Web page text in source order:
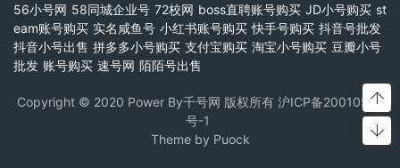
56小号网 58同城企业号 72校网 boss直聘账号购买 JD小号购买 st
eam账号购买 实名咸鱼号 小红书账号购买 快手号购买 抖音号批发
抖音小号出售 拼多多小号购买 支付宝购买 淘宝小号购买 豆瓣小号
批发 账号购买 速号网 陌陌号出售
Copyright © 2020 Power By千号网 版权所有 沪ICP备20010537
号-1
Theme by Puock